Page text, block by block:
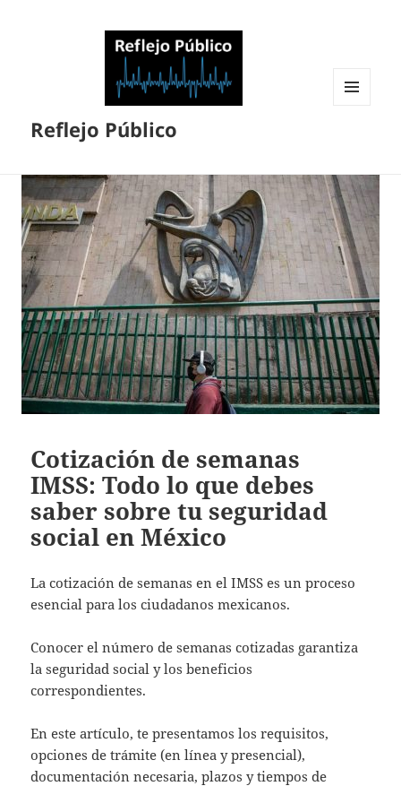
Reflejo Público
Cotización de semanas
IMSS: Todo lo que debes
saber sobre tu seguridad
social en México
La cotización de semanas en el IMSS es un proceso
esencial para los ciudadanos mexicanos.
Conocer el número de semanas cotizadas garantiza
la seguridad social y los beneficios
correspondientes.
En este artículo, te presentamos los requisitos,
opciones de trámite (en línea y presencial),
documentación necesaria, plazos y tiempos de